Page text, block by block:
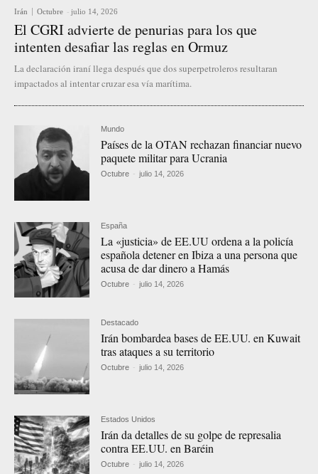
Irán Octubre - julio 14, 2026
El CGRI advierte de penurias para los que
intenten desafiar las reglas en Ormuz
La declaración iraní llega después que dos superpetroleros resultaran
impactados al intentar cruzar esa vía marítima.
Mundo
Países de la OTAN rechazan financiar nuevo
paquete militar para Ucrania
Octubre - julio 14, 2026
España
La «justicia» de EE.UU ordena a la policía
española detener en Ibiza a una persona que
acusa de dar dinero a Hamás
Octubre - julio 14, 2026
Destacado
Irán bombardea bases de EE.UU. en Kuwait
tras ataques a su territorio
Octubre - julio 14, 2026
Estados Unidos
Irán da detalles de su golpe de represalia
contra EE.UU. en Baréin
Octubre - julio 14, 2026